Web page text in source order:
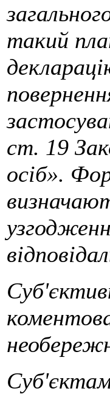
такий
ст. 19
осіб».